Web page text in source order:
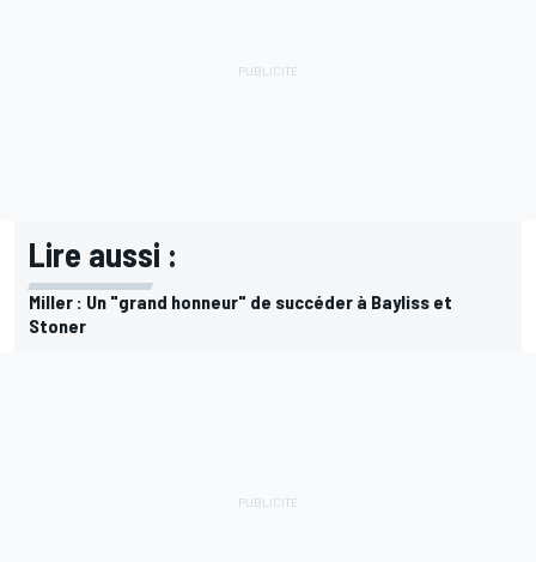
Lire aussi :
Miller : Un "grand honneur" de succéder à Bayliss et
Stoner